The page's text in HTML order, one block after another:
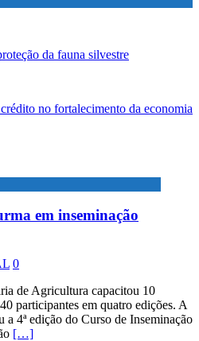
da fauna silvestre
no fortalecimento da economia
em inseminação
0
de Agricultura capacitou 10
participantes em quatro edições. A
4ª edição do Curso de Inseminação
[…]